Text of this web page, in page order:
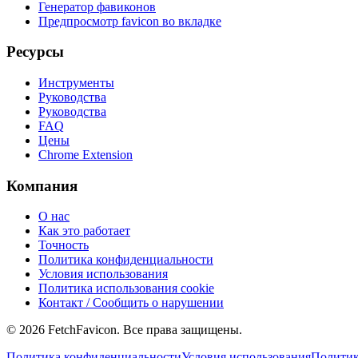
Генератор фавиконов
Предпросмотр favicon во вкладке
Ресурсы
Инструменты
Руководства
Руководства
FAQ
Цены
Chrome Extension
Компания
О нас
Как это работает
Точность
Политика конфиденциальности
Условия использования
Политика использования cookie
Контакт / Сообщить о нарушении
© 2026 FetchFavicon. Все права защищены.